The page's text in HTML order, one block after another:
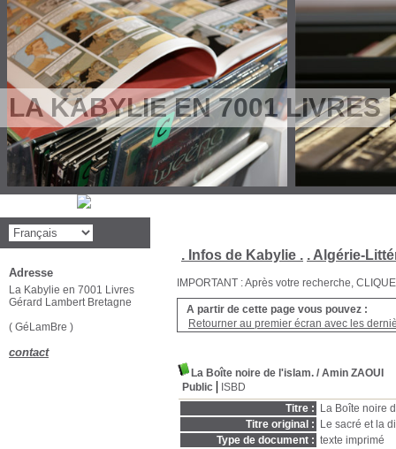
LA KABYLIE EN 7001 LIVRES
. Infos de Kabylie . . Algérie-
IMPORTANT : Après votre recherche,
A partir de cette page vous pouvez :
Retourner au premier écran avec les
La Boîte noire de l'islam. / Amin ZAOUI
Public
ISBD
Titre :
La Boîte noire
Titre original :
Le sacré et la
Type de document : texte imprimé
Adresse
La Kabylie en 7001 Livres
Gérard Lambert Bretagne
( GéLamBre )
contact